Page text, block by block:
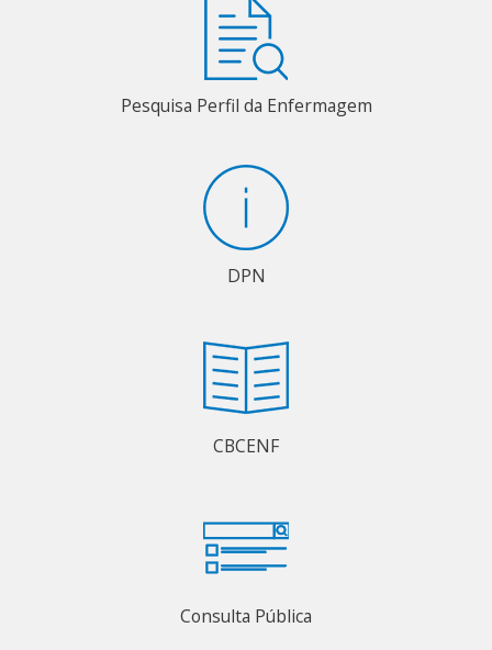
Pesquisa Perfil da Enfermagem
DPN
CBCENF
Consulta Pública